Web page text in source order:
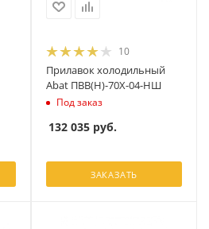
10
Прилавок холодильный
Abat ПВВ(Н)-70Х-04-НШ
Под заказ
132 035 руб.
ЗАКАЗАТЬ